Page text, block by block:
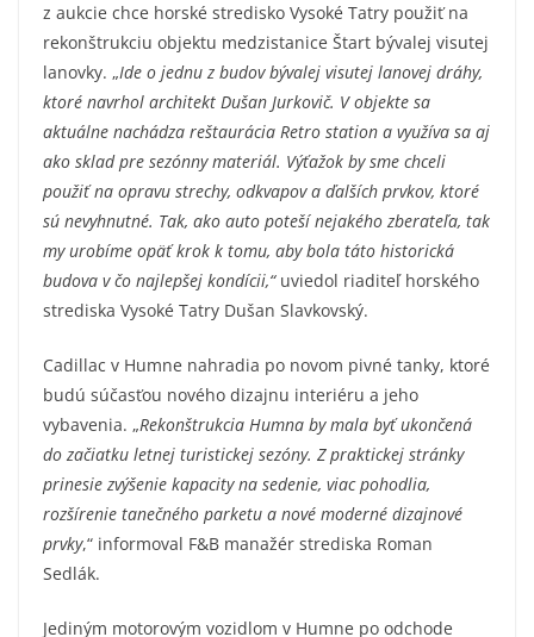
z aukcie chce horské stredisko Vysoké Tatry použiť na
rekonštrukciu objektu medzistanice Štart bývalej visutej
lanovky. „Ide o jednu z budov bývalej visutej lanovej dráhy,
ktoré navrhol architekt Dušan Jurkovič. V objekte sa
aktuálne nachádza reštaurácia Retro station a využíva sa aj
ako sklad pre sezónny materiál. Výťažok by sme chceli
použiť na opravu strechy, odkvapov a ďalších prvkov, ktoré
sú nevyhnutné. Tak, ako auto poteší nejakého zberateľa, tak
my urobíme opäť krok k tomu, aby bola táto historická
budova v čo najlepšej kondícii,“ uviedol riaditeľ horského
strediska Vysoké Tatry Dušan Slavkovský.
Cadillac v Humne nahradia po novom pivné tanky, ktoré
budú súčasťou nového dizajnu interiéru a jeho
vybavenia. „Rekonštrukcia Humna by mala byť ukončená
do začiatku letnej turistickej sezóny. Z praktickej stránky
prinesie zvýšenie kapacity na sedenie, viac pohodlia,
rozšírenie tanečného parketu a nové moderné dizajnové
prvky,“ informoval F&B manažér strediska Roman
Sedlák.
Jediným motorovým vozidlom v Humne po odchode